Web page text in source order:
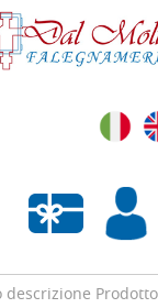
Wunschliste